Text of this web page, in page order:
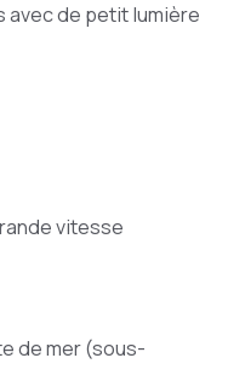
avec de petit lumière
vitesse
de mer (sous-